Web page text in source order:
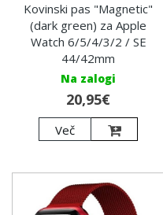
Kovinski pas "Magnetic"
(dark green) za Apple
Watch 6/5/4/3/2 / SE
44/42mm
Na zalogi
20,95€
Več